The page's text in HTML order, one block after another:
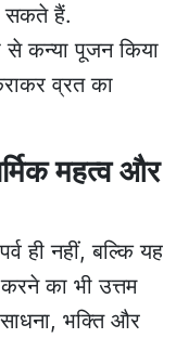
सकते हैं.
कन्या पूजन किया
व्रत का
महत्व और
ही नहीं, बल्कि यह
का भी उत्तम
भक्ति और